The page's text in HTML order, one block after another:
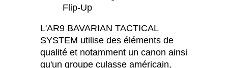
Flip-Up
L'AR9 BAVARIAN TACTICAL
SYSTEM utilise des éléments de
qualité et notamment un canon ainsi
qu'un groupe culasse américain,